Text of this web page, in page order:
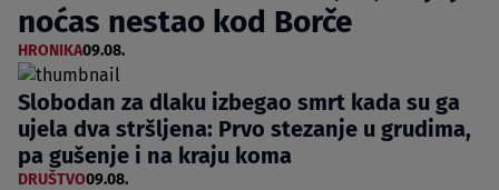
noćas nestao kod Borče
HRONIKA09.08.
Slobodan za dlaku izbegao smrt kada su ga
ujela dva stršljena: Prvo stezanje u grudima,
pa gušenje i na kraju koma
DRUŠTVO09.08.